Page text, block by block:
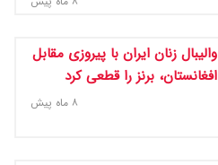
والیبال زنان ایران با پیروزی مقابل
افغانستان، برنز را قطعی کرد
۸ ماه پیش